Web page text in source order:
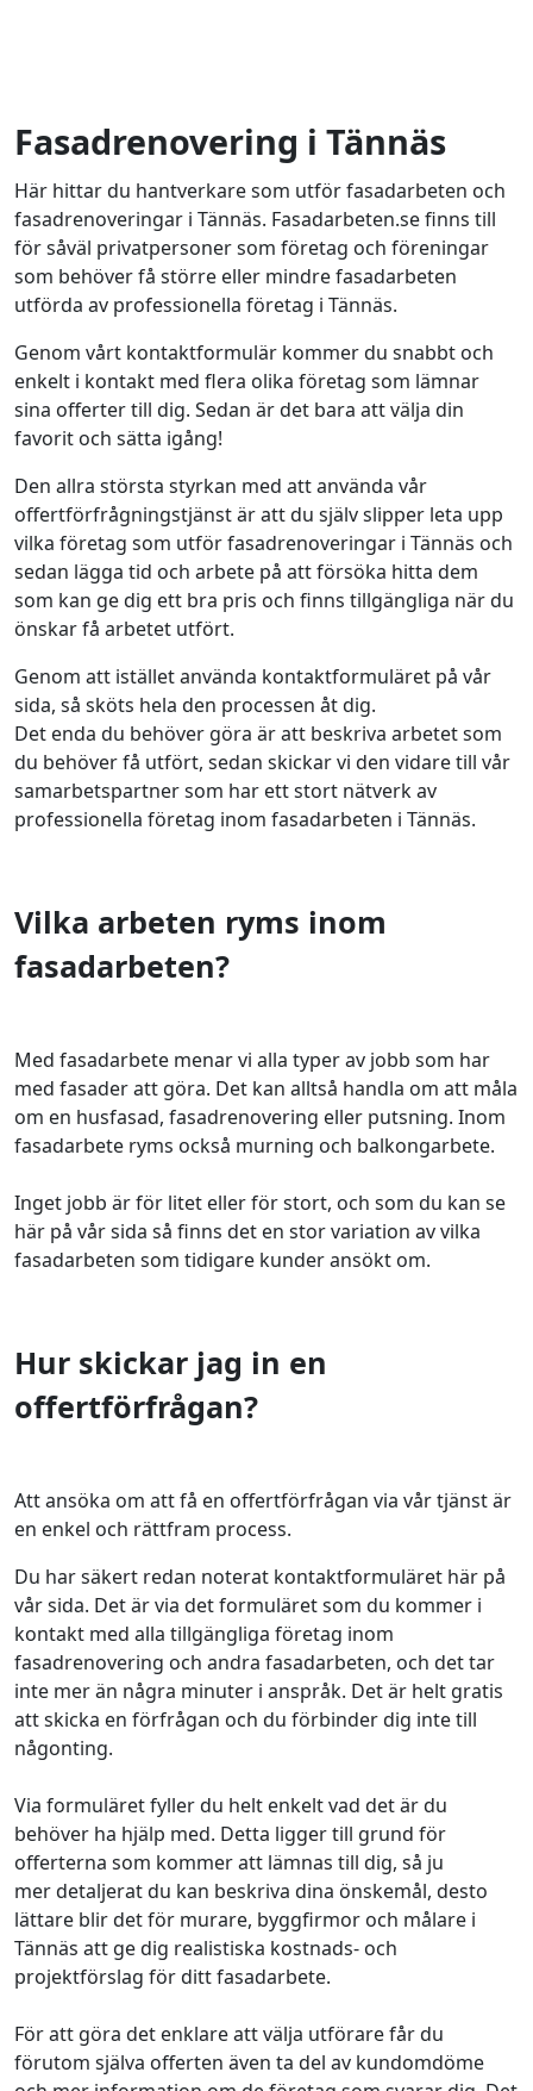
Fasadrenovering i Tännäs
Här hittar du hantverkare som utför fasadarbeten och
fasadrenoveringar i Tännäs. Fasadarbeten.se finns till
för såväl privatpersoner som företag och föreningar
som behöver få större eller mindre fasadarbeten
utförda av professionella företag i Tännäs.
Genom vårt kontaktformulär kommer du snabbt och
enkelt i kontakt med flera olika företag som lämnar
sina offerter till dig. Sedan är det bara att välja din
favorit och sätta igång!
Den allra största styrkan med att använda vår
offertförfrågningstjänst är att du själv slipper leta upp
vilka företag som utför fasadrenoveringar i Tännäs och
sedan lägga tid och arbete på att försöka hitta dem
som kan ge dig ett bra pris och finns tillgängliga när du
önskar få arbetet utfört.
Genom att istället använda kontaktformuläret på vår
sida, så sköts hela den processen åt dig.
Det enda du behöver göra är att beskriva arbetet som
du behöver få utfört, sedan skickar vi den vidare till vår
samarbetspartner som har ett stort nätverk av
professionella företag inom fasadarbeten i Tännäs.
Vilka arbeten ryms inom
fasadarbeten?
Med fasadarbete menar vi alla typer av jobb som har
med fasader att göra. Det kan alltså handla om att måla
om en husfasad, fasadrenovering eller putsning. Inom
fasadarbete ryms också murning och balkongarbete.
Inget jobb är för litet eller för stort, och som du kan se
här på vår sida så finns det en stor variation av vilka
fasadarbeten som tidigare kunder ansökt om.
Hur skickar jag in en
offertförfrågan?
Att ansöka om att få en offertförfrågan via vår tjänst är
en enkel och rättfram process.
Du har säkert redan noterat kontaktformuläret här på
vår sida. Det är via det formuläret som du kommer i
kontakt med alla tillgängliga företag inom
fasadrenovering och andra fasadarbeten, och det tar
inte mer än några minuter i anspråk. Det är helt gratis
att skicka en förfrågan och du förbinder dig inte till
någonting.
Via formuläret fyller du helt enkelt vad det är du
behöver ha hjälp med. Detta ligger till grund för
offerterna som kommer att lämnas till dig, så ju
mer detaljerat du kan beskriva dina önskemål, desto
lättare blir det för murare, byggfirmor och målare i
Tännäs att ge dig realistiska kostnads- och
projektförslag för ditt fasadarbete.
För att göra det enklare att välja utförare får du
förutom själva offerten även ta del av kundomdöme